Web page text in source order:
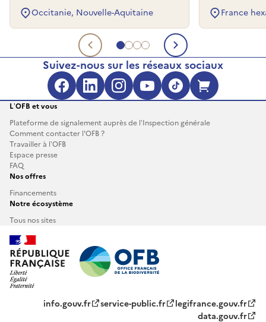
Aller au document 1
Aller au document 2
Aller au document 3
Aller au document 4
Occitanie, Nouvelle-Aquitaine France
Document précédent
Document
Suivez-nous sur les réseaux sociaux
Facebook (s'ouvre dans une
LinkedIn (s'ouvre dans
Instagram (s'ouvre
YouTube
TikTok
L’OFB et vous
Plateforme de signalement auprès de l’Inspection générale
Comment contacter l'OFB ?
Travailler à l’OFB
Espace presse
FAQ
Nos offres
Financements
Notre écosystème
Tous nos sites
info.gouv.fr service-public.fr
legifrance.gouv.fr
data.gouv.fr